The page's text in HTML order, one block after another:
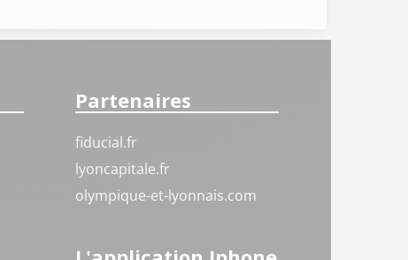
Partenaires
fiducial.fr
lyoncapitale.fr
olympique-et-lyonnais.com